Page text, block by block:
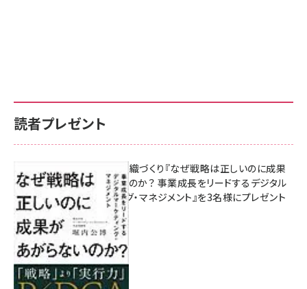
読者プレゼント
成果を生む組織づくり『なぜ戦略は正しいのに成果
があがらないのか？ 事業成長をリードするデジタル
マーケティング・マネジメント』を3名様にプレゼント
8月7日 10:00